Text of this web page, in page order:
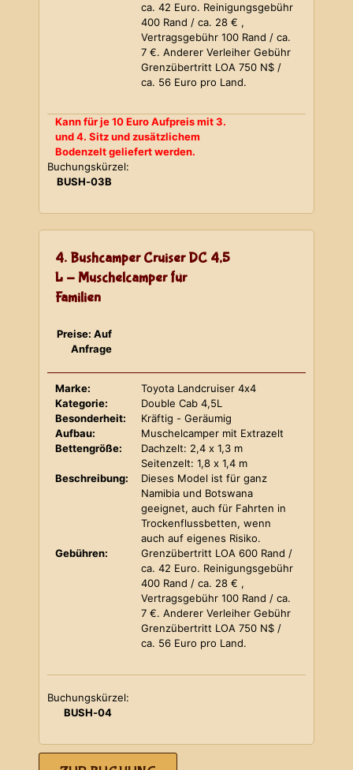
ca. 42 Euro. Reinigungsgebühr
400 Rand / ca. 28 € ,
Vertragsgebühr 100 Rand / ca.
7 €. Anderer Verleiher Gebühr
Grenzübertritt LOA 750 N$ /
ca. 56 Euro pro Land.
Kann für je 10 Euro Aufpreis mit 3.
und 4. Sitz und zusätzlichem
Bodenzelt geliefert werden.
Buchungskürzel:
BUSH-03B
4. Bushcamper Cruiser DC 4,5
L - Muschelcamper für
Familien
Preise: Auf
Anfrage
Marke:
Toyota Landcruiser 4x4
Kategorie:
Double Cab 4,5L
Besonderheit:
Kräftig - Geräumig
Aufbau:
Muschelcamper mit Extrazelt
Bettengröße:
Dachzelt: 2,4 x 1,3 m
Seitenzelt: 1,8 x 1,4 m
Beschreibung:
Dieses Model ist für ganz
Namibia und Botswana
geeignet, auch für Fahrten in
Trockenflussbetten, wenn
auch auf eigenes Risiko.
Gebühren:
Grenzübertritt LOA 600 Rand /
ca. 42 Euro. Reinigungsgebühr
400 Rand / ca. 28 € ,
Vertragsgebühr 100 Rand / ca.
7 €. Anderer Verleiher Gebühr
Grenzübertritt LOA 750 N$ /
ca. 56 Euro pro Land.
Buchungskürzel:
BUSH-04